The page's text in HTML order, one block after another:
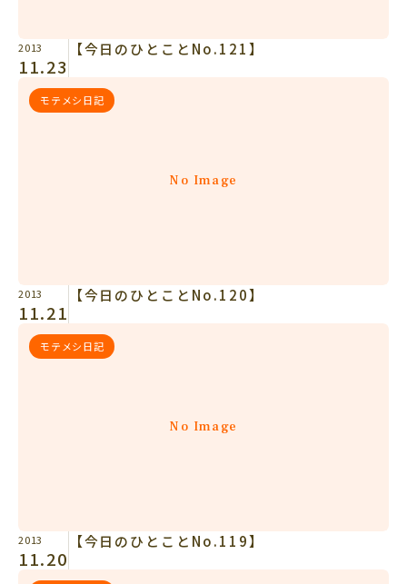
2013
11.23
【今日のひとことNo.121】
No Image
モテメシ日記
2013
11.21
【今日のひとことNo.120】
No Image
モテメシ日記
2013
11.20
【今日のひとことNo.119】